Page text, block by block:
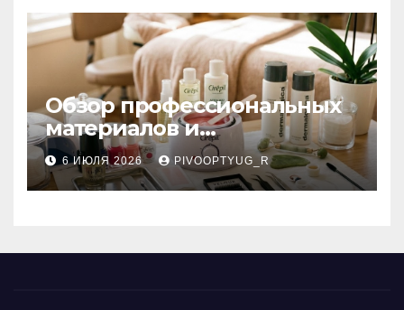
Обзор профессиональных
материалов и
инструментов для
маникюра, депиляции,
наращивания ресниц и
6 ИЮЛЯ 2026 PIVOOPTYUG_R